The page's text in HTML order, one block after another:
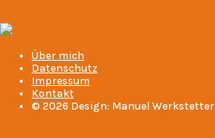
Über mich
Datenschutz
Impressum
Kontakt
© 2026 Design: Manuel Werkstetter